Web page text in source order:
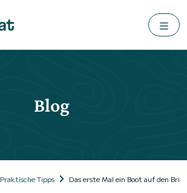
Blog
Praktische Tipps Das erste Mal ein Boot auf den